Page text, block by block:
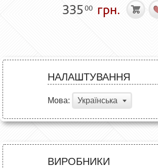
335 00 грн.
НАЛАШТУВАННЯ
Мова: Українська
ВИРОБНИКИ